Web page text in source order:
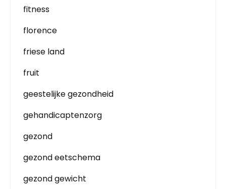
fitness
florence
friese land
fruit
geestelijke gezondheid
gehandicaptenzorg
gezond
gezond eetschema
gezond gewicht